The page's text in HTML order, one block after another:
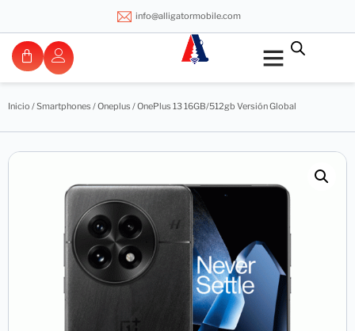
info@alligatormobile.com
Inicio /Smartphones /Oneplus / OnePlus 13 16GB/512gb Versión Global